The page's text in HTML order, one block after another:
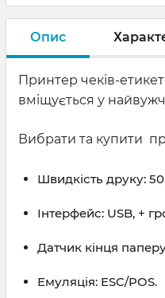
Опис
Принтер чеків-
вміщується у
Вибрати та купити
Швидкість друку:
Інтерфейс: USB, +
Датчик кінця
Емуляція: ESC/POS.